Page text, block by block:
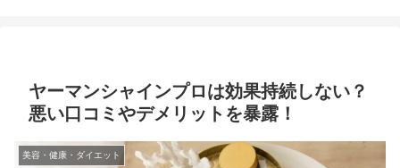
ヤーマンシャインプロは効果持続しない？
悪い口コミやデメリットを暴露！
美容・健康・ダイエット